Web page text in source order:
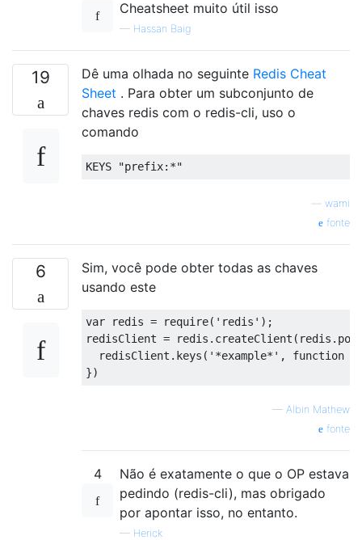
Cheatsheet muito útil isso
— Hassan Baig
19 Dê uma olhada no seguinte Redis Cheat
Sheet . Para obter um subconjunto de
chaves redis com o redis-cli, uso o
comando
wami
fonte
6
Sim, você pode obter todas as chaves
usando este
var redis = require('redis');
redisClient =
redisClient.keys('*example*', function
— Albin Mathew
fonte
4
Não é exatamente o que o OP estava
pedindo (redis-cli), mas obrigado
por apontar isso, no entanto.
— Herick